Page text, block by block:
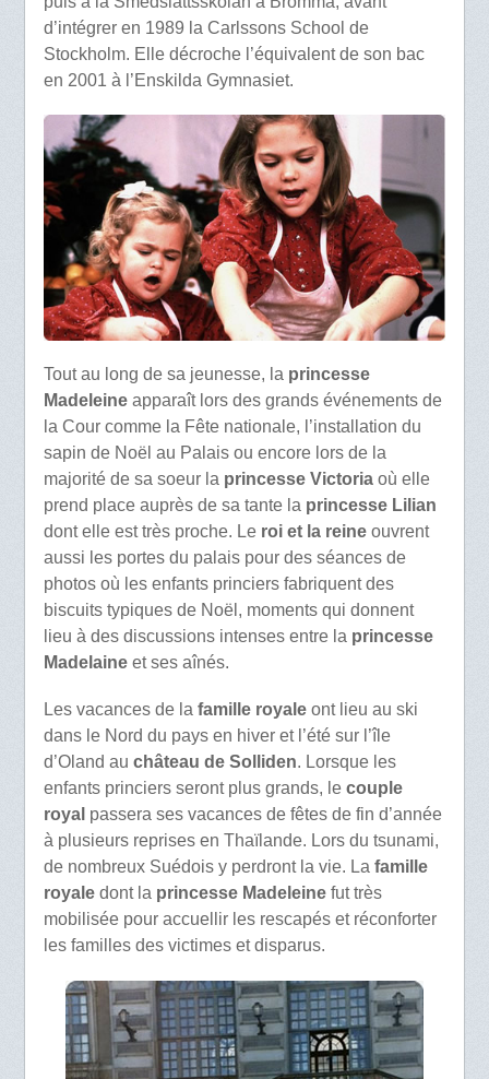
d’intégrer en 1989 la Carlssons School de
Stockholm. Elle décroche l’équivalent de son bac
en 2001 à l’Enskilda Gymnasiet.
Tout au long de sa jeunesse, la princesse
Madeleineapparaît lors des grands événements de
la Cour comme la Fête nationale, l’installation du
sapin de Noël au Palais ou encore lors de la
majorité de sa soeur la princesse Victoriaoù elle
prend place auprès de sa tante la princesse Lilian
dont elle est très proche. Le roi et la reineouvrent
aussi les portes du palais pour des séances de
photos où les enfants princiers fabriquent des
biscuits typiques de Noël, moments qui donnent
lieu à des discussions intenses entre la princesse
Madelaineet ses aînés.
Les vacances de la famille royaleont lieu au ski
dans le Nord du pays en hiver et l’été sur l’île
d’Oland au château de Solliden. Lorsque les
enfants princiers seront plus grands, le couple
royal passera ses vacances de fêtes de fin d’année
à plusieurs reprises en Thaïlande. Lors du tsunami,
de nombreux Suédois y perdront la vie. La famille
royaledont la princesse Madeleinefut très
mobilisée pour accuellir les rescapés et réconforter
les familles des victimes et disparus.